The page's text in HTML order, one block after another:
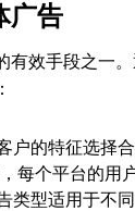
广告
有效手段之一
户的特征选择
每个平台的用
类型适用于不